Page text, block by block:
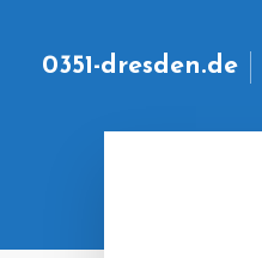
0351-dresden.de